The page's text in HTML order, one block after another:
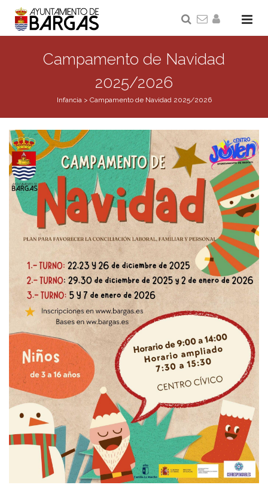
Campamento de Navidad
2025/2026
Infancia> Campamento de Navidad 2025/2026